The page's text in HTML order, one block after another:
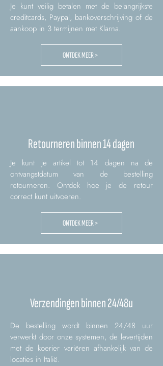
Je kunt veilig betalen met de belangrijkste
creditcards, Paypal, bankoverschrijving of de
aankoop in 3 termijnen met Klarna.
ONTDEK MEER >
Retourneren binnen 14 dagen
Je kunt je artikel tot 14 dagen na de
ontvangstdatum van de bestelling
retourneren. Ontdek hoe je de retour
correct kunt uitvoeren.
ONTDEK MEER >
Verzendingen binnen 24/48u
De bestelling wordt binnen 24/48 uur
verwerkt door onze systemen, de levertijden
met de koerier variëren afhankelijk van de
locaties in Italië.